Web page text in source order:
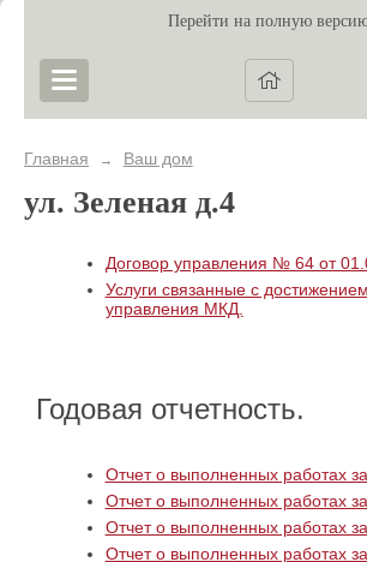
Перейти на полную
Главная → Ваш дом
ул. Зеленая д.4
Договор управления № 64 от
Услуги связанные с
управления МКД.
Годовая отчетность.
Отчет о выполненных работах за
Отчет о выполненных работах за
Отчет о выполненных работах за
Отчет о выполненных работах